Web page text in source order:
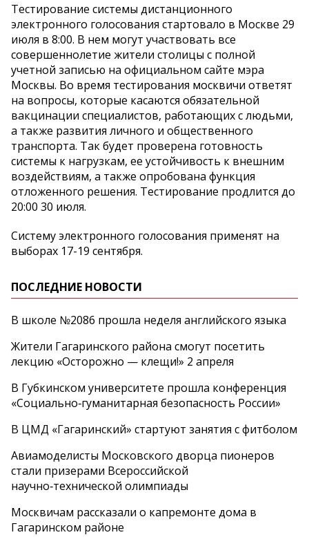
Тестирование системы дистанционного
электронного голосования стартовало в Москве 29
июля в 8:00. В нем могут участвовать все
совершеннолетие жители столицы с полной
учетной записью на официальном сайте мэра
Москвы. Во время тестирования москвичи ответят
на вопросы, которые касаются обязательной
вакцинации специалистов, работающих с людьми,
а также развития личного и общественного
транспорта. Так будет проверена готовность
системы к нагрузкам, ее устойчивость к внешним
воздействиям, а также опробована функция
отложенного решения. Тестирование продлится до
20:00 30 июля.
Систему электронного голосования применят на
выборах 17-19 сентября.
ПОСЛЕДНИЕ НОВОСТИ
В школе №2086 прошла неделя английского языка
Жители Гагаринского района смогут посетить
лекцию «Осторожно — клещи!» 2 апреля
В Губкинском университете прошла конференция
«Социально‑гуманитарная безопасность России»
В ЦМД «Гагаринский» стартуют занятия с фитболом
Авиамоделисты Московского дворца пионеров
стали призерами Всероссийской
научно‑технической олимпиады
Москвичам рассказали о капремонте дома в
Гагаринском районе